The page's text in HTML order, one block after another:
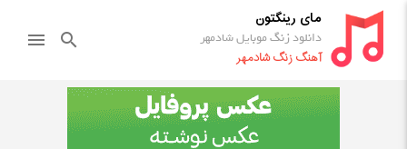
مای رینگتون
دانلود زنگ موبایل شادمهر
آهنگ زنگ شادمهر
search
menu